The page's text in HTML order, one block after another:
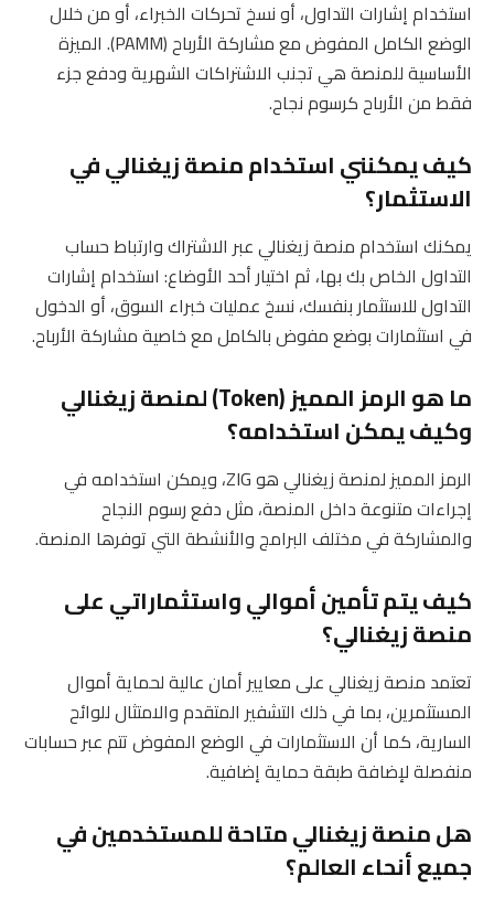
استخدام إشارات التداول، أو نسخ تحركات الخبراء، أو من خلال
الوضع الكامل المفوض مع مشاركة الأرباح (PAMM). الميزة
الأساسية للمنصة هي تجنب الاشتراكات الشهرية ودفع جزء
فقط من الأرباح كرسوم نجاح.
كيف يمكنني استخدام منصة زيغنالي في
الاستثمار؟
يمكنك استخدام منصة زيغنالي عبر الاشتراك وارتباط حساب
التداول الخاص بك بها، ثم اختيار أحد الأوضاع: استخدام إشارات
التداول للاستثمار بنفسك، نسخ عمليات خبراء السوق، أو الدخول
في استثمارات بوضع مفوض بالكامل مع خاصية مشاركة الأرباح.
ما هو الرمز المميز (Token) لمنصة زيغنالي
وكيف يمكن استخدامه؟
الرمز المميز لمنصة زيغنالي هو ZIG، ويمكن استخدامه في
إجراءات متنوعة داخل المنصة، مثل دفع رسوم النجاح
والمشاركة في مختلف البرامج والأنشطة التي توفرها المنصة.
كيف يتم تأمين أموالي واستثماراتي على
منصة زيغنالي؟
تعتمد منصة زيغنالي على معايير أمان عالية لحماية أموال
المستثمرين، بما في ذلك التشفير المتقدم والامتثال للوائح
السارية، كما أن الاستثمارات في الوضع المفوض تتم عبر حسابات
منفصلة لإضافة طبقة حماية إضافية.
هل منصة زيغنالي متاحة للمستخدمين في
جميع أنحاء العالم؟